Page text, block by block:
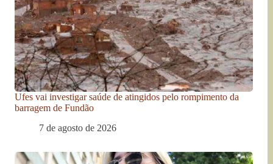
Ufes vai investigar saúde de atingidos pelo rompimento da
barragem de Fundão
7 de agosto de 2026